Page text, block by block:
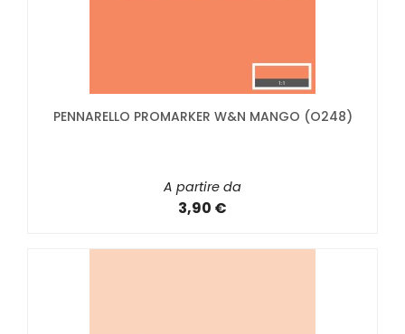
PENNARELLO PROMARKER W&N MANGO (O248)
A partire da
3,90 €